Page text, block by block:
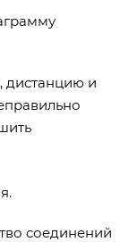
дистанцию и
соединений